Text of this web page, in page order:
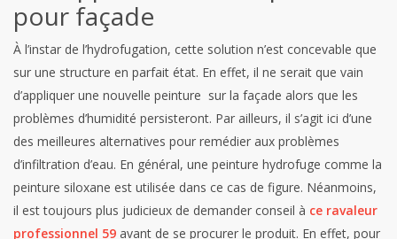
pour façade
À l’instar de l’hydrofugation, cette solution n’est concevable que
sur une structure en parfait état. En effet, il ne serait que vain
d’appliquer une nouvelle peinture sur la façade alors que les
problèmes d’humidité persisteront. Par ailleurs, il s’agit ici d’une
des meilleures alternatives pour remédier aux problèmes
d’infiltration d’eau. En général, une peinture hydrofuge comme la
peinture siloxane est utilisée dans ce cas de figure. Néanmoins,
il est toujours plus judicieux de demander conseil à ce ravaleur
professionnel 59 avant de se procurer le produit. En effet, pour